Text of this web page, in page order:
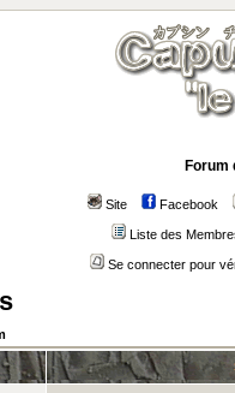
Forum
Site Facebook
Liste des
Se connecter pour